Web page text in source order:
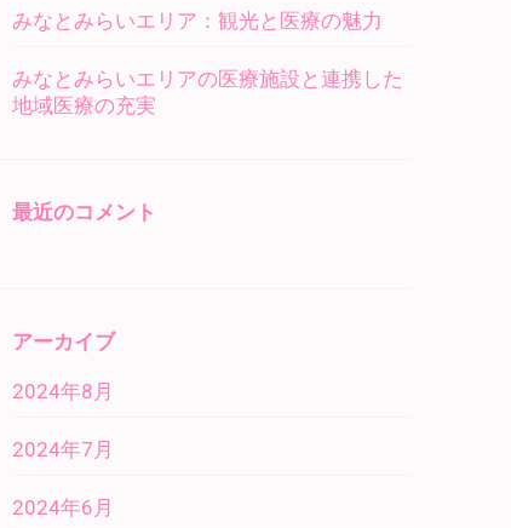
みなとみらいエリア：観光と医療の魅力
みなとみらいエリアの医療施設と連携した
地域医療の充実
最近のコメント
アーカイブ
2024年8月
2024年7月
2024年6月